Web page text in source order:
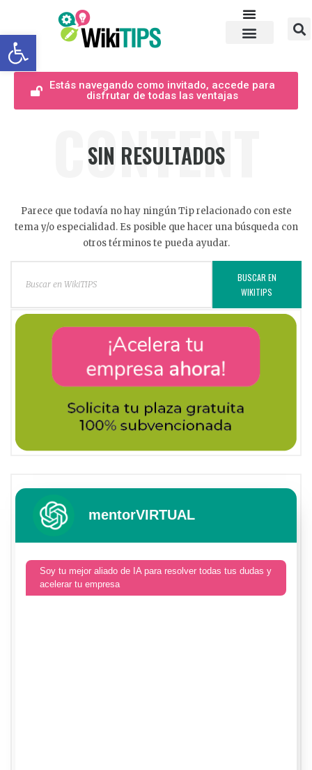
Abrir barra de herramientas
Estás navegando como invitado, accede para
disfrutar de todas las ventajas
CONTENT
SIN RESULTADOS
Parece que todavía no hay ningún Tip relacionado con este
tema y/o especialidad. Es posible que hacer una búsqueda con
otros términos te pueda ayudar.
BUSCAR EN
WIKITIPS
mentorVIRTUAL
Soy tu mejor aliado de IA para resolver todas tus dudas y
acelerar tu empresa